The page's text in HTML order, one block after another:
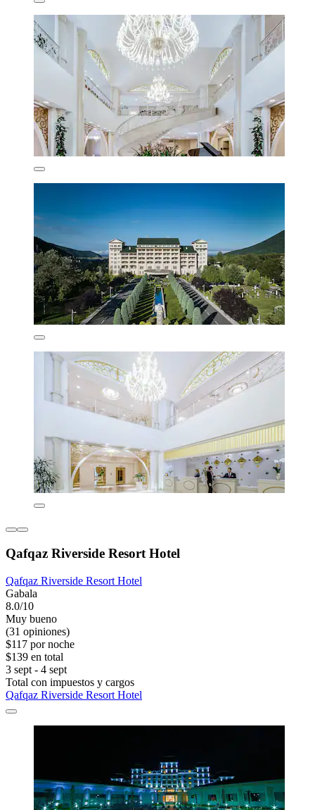
Qafqaz Riverside Resort Hotel
Qafqaz Riverside Resort Hotel
Gabala
8.0/10
Muy bueno
(31 opiniones)
$117 por noche
$139 en total
3 sept - 4 sept
Total con impuestos y cargos
Qafqaz Riverside Resort Hotel